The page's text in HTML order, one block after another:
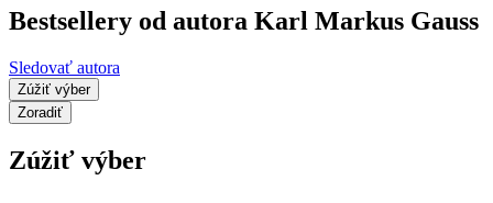
Bestsellery od autora Karl Markus Gauss
Sledovať autora
Zúžiť výber
Zoradiť
Zúžiť výber